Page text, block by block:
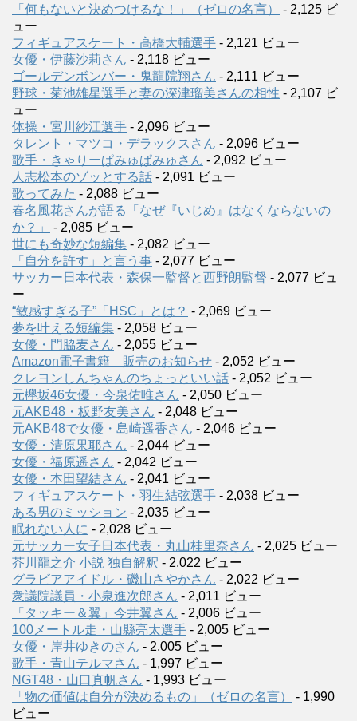
「何もないと決めつけるな！」（ゼロの名言）
- 2,125 ビ
ュー
フィギュアスケート・高橋大輔選手 - 2,121 ビュー
女優・伊藤沙莉さん - 2,118 ビュー
ゴールデンボンバー・鬼龍院翔さん - 2,111 ビュー
野球・菊池雄星選手と妻の深津瑠美さんの相性 - 2,107 ビ
ュー
体操・宮川紗江選手 - 2,096 ビュー
タレント・マツコ・デラックスさん - 2,096 ビュー
歌手・きゃりーぱみゅぱみゅさん - 2,092 ビュー
人志松本のゾッとする話 - 2,091 ビュー
歌ってみた - 2,088 ビュー
春名風花さんが語る「なぜ『いじめ』はなくならないの
か？」
- 2,085 ビュー
世にも奇妙な短編集 - 2,082 ビュー
「自分を許す」と言う事 - 2,077 ビュー
サッカー日本代表・森保一監督と西野朗監督 - 2,077 ビュ
ー
“敏感すぎる子”「HSC」とは？ - 2,069 ビュー
夢を叶える短編集 - 2,058 ビュー
女優・門脇麦さん - 2,055 ビュー
Amazon電子書籍 販売のお知らせ - 2,052 ビュー
クレヨンしんちゃんのちょっといい話 - 2,052 ビュー
元欅坂46女優・今泉佑唯さん - 2,050 ビュー
元AKB48・板野友美さん - 2,048 ビュー
元AKB48で女優・島崎遥香さん - 2,046 ビュー
女優・清原果耶さん - 2,044 ビュー
女優・福原遥さん - 2,042 ビュー
女優・本田望結さん - 2,041 ビュー
フィギュアスケート・羽生結弦選手 - 2,038 ビュー
ある男のミッション - 2,035 ビュー
眠れない人に - 2,028 ビュー
元サッカー女子日本代表・丸山桂里奈さん - 2,025 ビュー
芥川龍之介 小説 独自解釈 - 2,022 ビュー
グラビアアイドル・磯山さやかさん - 2,022 ビュー
衆議院議員・小泉進次郎さん - 2,011 ビュー
「タッキー＆翼」今井翼さん - 2,006 ビュー
100メートル走・山縣亮太選手 - 2,005 ビュー
女優・岸井ゆきのさん - 2,005 ビュー
歌手・青山テルマさん - 1,997 ビュー
NGT48・山口真帆さん - 1,993 ビュー
「物の価値は自分が決めるもの」（ゼロの名言）
- 1,990
ビュー